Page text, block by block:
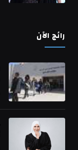
رائج الآن